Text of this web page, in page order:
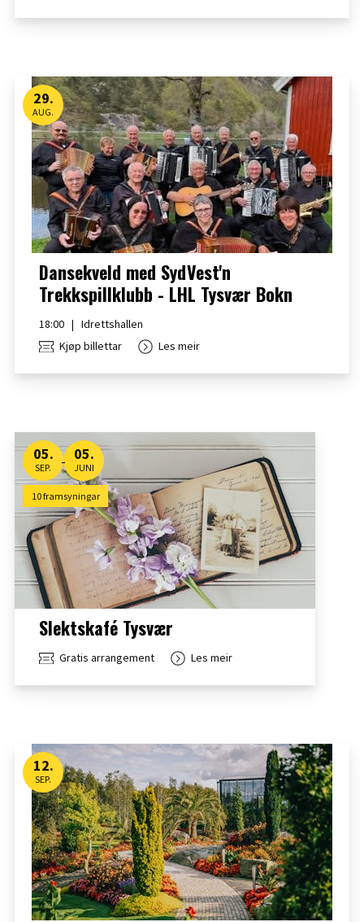
29.
AUG.
Dansekveld med SydVest'n
Trekkspillklubb - LHL Tysvær Bokn
18:00 | Idrettshallen
Kjøp billettar
Les meir
05.
SEP. - 05.
JUNI
10 framsyningar
Slektskafé Tysvær
Gratis arrangement Les meir
12.
SEP.